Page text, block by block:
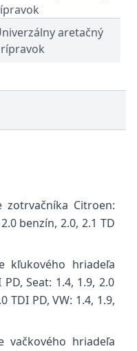
aretačný
zotrvačníka Citroen:
benzín, 2.0, 2.1 TD
kľukového hriadeľa
Seat: 1.4, 1.9, 2.0
TDI PD, VW: 1.4, 1.9,
vačkového hriadeľa